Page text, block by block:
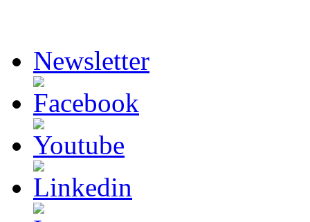
Newsletter